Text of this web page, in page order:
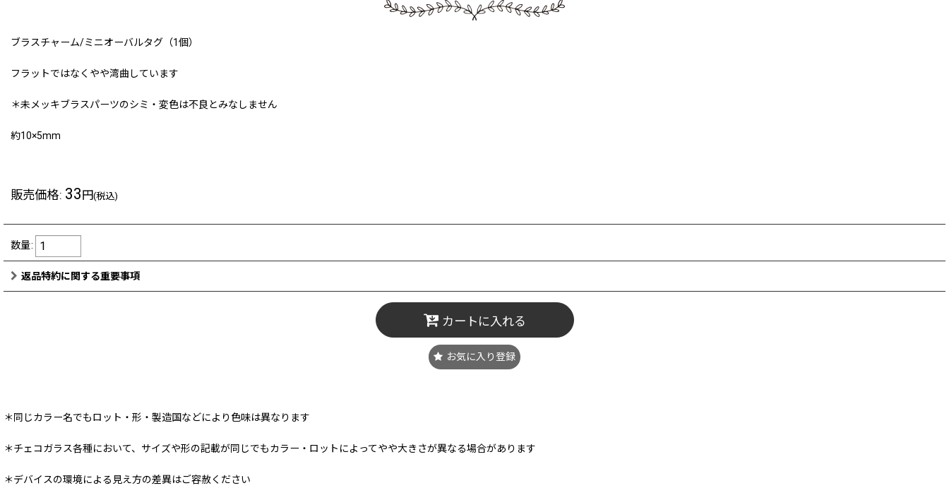
ブラスチャーム/ミニオーバルタグ（1個）
フラットではなくやや湾曲しています
＊未メッキブラスパーツのシミ・変色は不良とみなしません
約10×5mm
販売価格: 33円(税込)
数量:
返品特約に関する重要事項
カートに入れる
お気に入り登録
＊同じカラー名でもロット・形・製造国などにより色味は異なります
＊チェコガラス各種において、サイズや形の記載が同じでもカラー・ロットによってやや大きさが異なる場合があります
＊デバイスの環境による見え方の差異はご容赦ください